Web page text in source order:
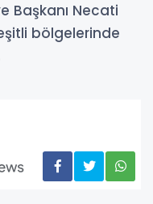
Başkanı Necati
bölgelerinde